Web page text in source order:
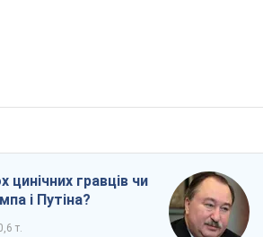
цинічних гравців чи
і Путіна?
т.